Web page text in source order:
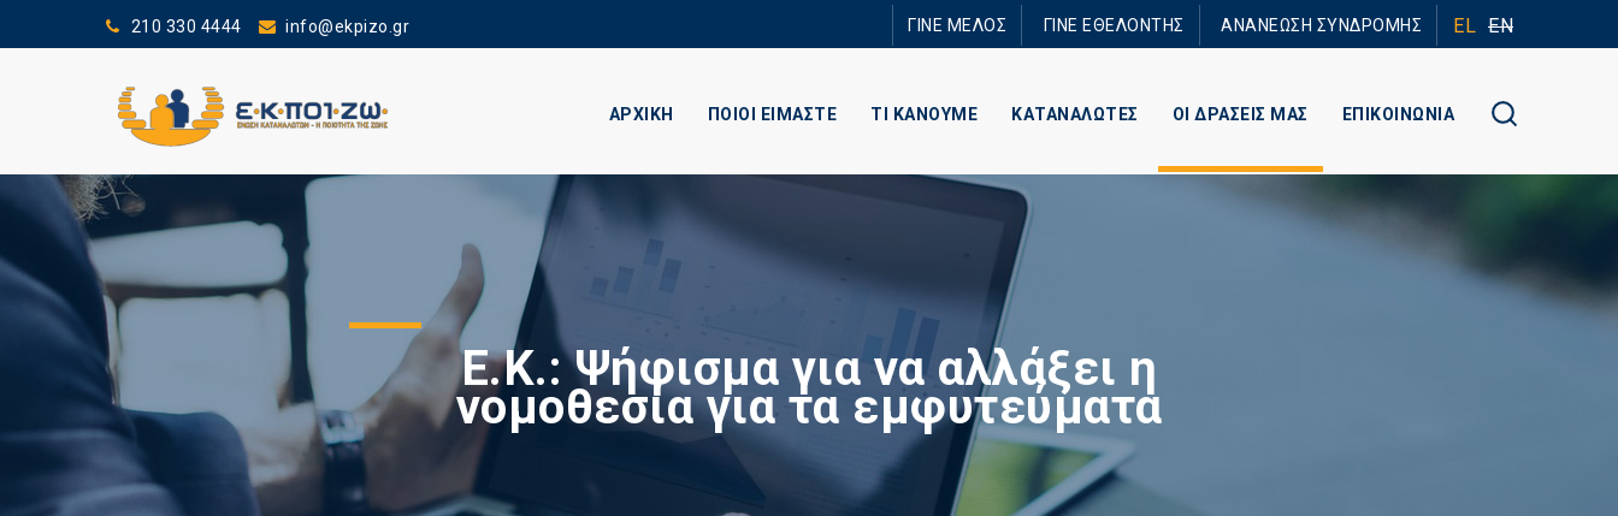
210 330 4444 info@ekpizo.gr ΓΙΝΕ ΜΕΛΟΣ ΓΙΝΕ ΕΘΕΛΟΝΤΗΣ ΑΝΑΝΕΩΣΗ ΣΥΝΔΡΟΜΗΣ EL EN
ΑΡΧΙΚΗ ΠΟΙΟΙ ΕΙΜΑΣΤΕ ΤΙ ΚΑΝΟΥΜΕ ΚΑΤΑΝΑΛΩΤΕΣ ΟΙ ΔΡΑΣΕΙΣ ΜΑΣ ΕΠΙΚΟΙΝΩΝΙΑ
Ε.Κ.: Ψήφισμα για να αλλάξει η
νομοθεσία για τα εμφυτεύματα